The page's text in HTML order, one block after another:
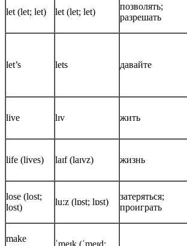
let (let; let) let (let; let)
позволять;
разрешать
let’s lets давайте
live lɪv жить
life (lives) laɪf (laɪvz) жизнь
lose (lost;
lost)
lu:z (lɒst; lɒst)
затеряться;
проиграть
make
ˈmeɪk (ˈmeɪd;